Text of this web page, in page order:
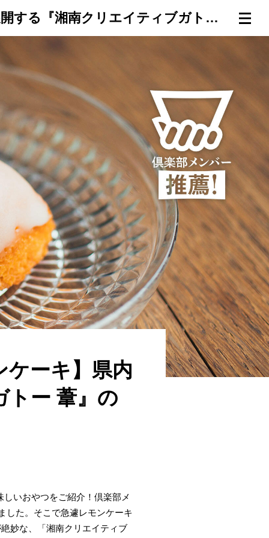
連載一覧 倶楽部入会（無料） ログイン 【神奈川県平塚市・湘南が誇る"最強"レモンケーキ】県内12店舗を展開する『湘南クリエイティブガトー 葦』の「湘南ハニーレモン」
ケーキ】県内
トー 葦』の
いおやつをご紹介！倶楽部メ
した。そこで急遽レモンケーキ
妙な、「湘南クリエイティブ